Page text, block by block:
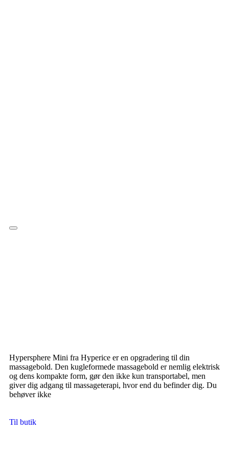
Hamburger Toggle Menu
Hypersphere Mini fra Hyperice er en opgradering til din
massagebold. Den kugleformede massagebold er nemlig elektrisk
og dens kompakte form, gør den ikke kun transportabel, men
giver dig adgang til massageterapi, hvor end du befinder dig. Du
behøver ikke
Til butik